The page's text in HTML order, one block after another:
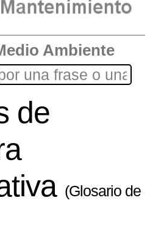
Ambiente
de
(Glosario de